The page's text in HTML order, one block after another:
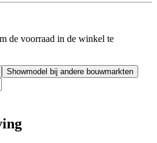
de voorraad in de winkel te
Showmodel bij andere bouwmarkten